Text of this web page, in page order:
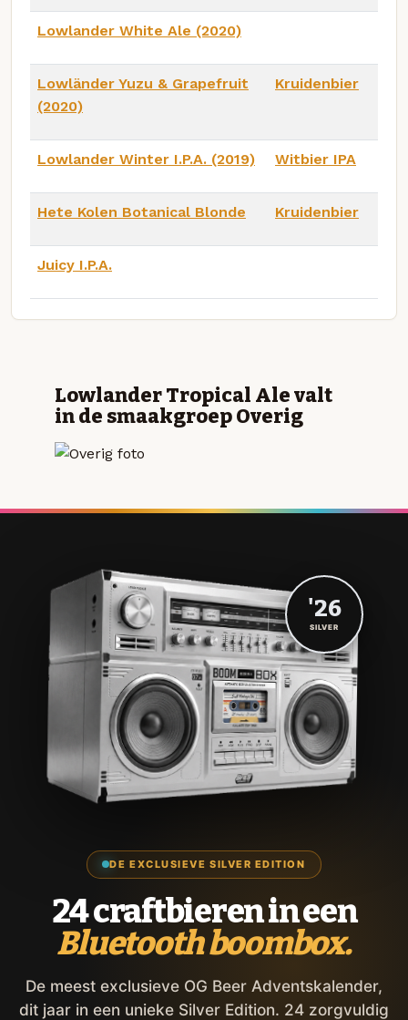
Lowlander White Ale (2020)
Lowländer Yuzu & Grapefruit
(2020)
Kruidenbier
Lowlander Winter I.P.A. (2019) Witbier IPA
Hete Kolen Botanical Blonde Kruidenbier
Juicy I.P.A.
Lowlander Tropical Ale valt
in de smaakgroep Overig
DE EXCLUSIEVE SILVER EDITION
24 craftbieren in een
Bluetooth boombox.
De meest exclusieve OG Beer Adventskalender,
dit jaar in een unieke Silver Edition. 24 zorgvuldig
'26
SILVER